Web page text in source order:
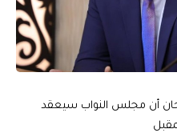
أن مجلس النواب سيعقد